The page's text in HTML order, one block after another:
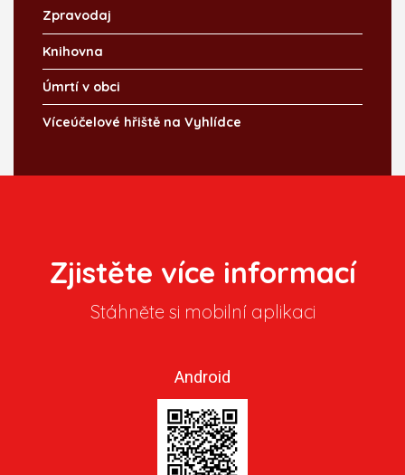
Zpravodaj
Knihovna
Úmrtí v obci
Víceúčelové hřiště na Vyhlídce
Zjistěte více informací
Stáhněte si mobilní aplikaci
Android